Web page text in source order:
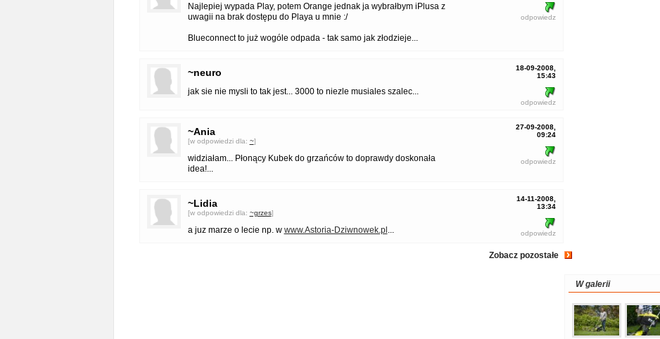
Najlepiej wypada Play, potem Orange jednak ja wybrałbym iPlusa z
uwagii na brak dostępu do Playa u mnie :/
Blueconnect to już wogóle odpada - tak samo jak złodzieje...
odpowiedz
~neuro
jak sie nie mysli to tak jest... 3000 to niezle musiales szalec...
18-09-2008,
15:43
odpowiedz
~Ania
[w odpowiedzi dla: ~]
widziałam... Płonący Kubek do grzańców to doprawdy doskonała
idea!...
27-09-2008,
09:24
odpowiedz
~Lidia
[w odpowiedzi dla: ~grzes]
a juz marze o lecie np. w www.Astoria-Dziwnowek.pl ...
14-11-2008,
13:34
odpowiedz
Zobacz pozostałe
W galerii